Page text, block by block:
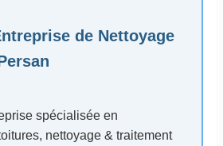
de Nettoyage
spécialisée en
nettoyage & traitement